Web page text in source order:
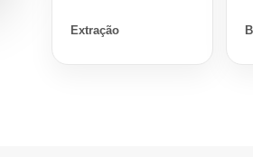
Extração